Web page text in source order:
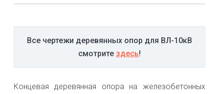
Все чертежи деревянных опор для ВЛ-10кВ
смотрите здесь!
Концевая деревянная опора на железобетонных